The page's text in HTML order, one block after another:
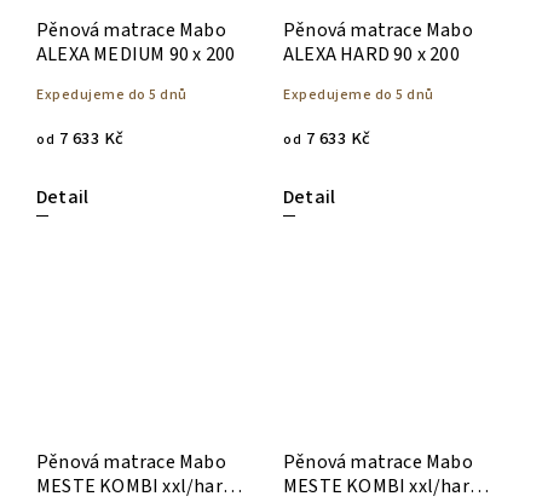
Pěnová matrace Mabo
ALEXA MEDIUM 90 x 200
Expedujeme do 5 dnů
od 7 633 Kč
Detail
Pěnová matrace Mabo
ALEXA HARD 90 x 200
Expedujeme do 5 dnů
od 7 633 Kč
Detail
Pěnová matrace Mabo
MESTE KOMBI xxl/hard
Pěnová matrace Mabo
MESTE KOMBI xxl/hard